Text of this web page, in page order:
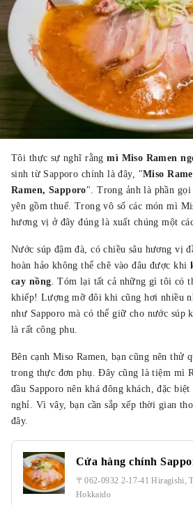
Tôi thực sự nghĩ rằngmì Miso Ramen
sinh từ Sapporo chính là đây, "Miso
Ramen, Sapporo". Trong ảnh là phần
yên gồm thuế. Trong vô số các món mì
hương vị ở đây đúng là xuất chúng một
Nước súp đậm đà, có chiều sâu hương vị
hoàn hảo không thể chê vào đâu được khi
cay nồng . Tóm lại tất cả những gì tôi có
khiếp! Lượng mỡ đôi khi cũng hơi nhiều
như Sapporo mà có thể giữ cho nước súp
là rất công phu.
Bên cạnh Miso Ramen, bạn cũng nên thử
trong thực đơn phụ. Đây cũng là tiệm mì
đầu Sapporo nên khá đông khách, đặc
nghỉ. Vì vây, bạn cần sắp xếp thời gian
đây.
Cửa hàng chính
〒062-0932 2-17-41 Hiragishi,
Hokkaido